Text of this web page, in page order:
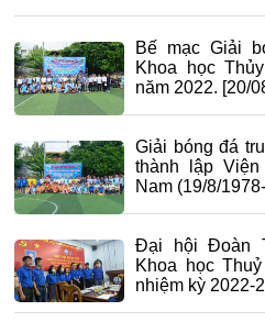
Bế mạc Giải
Khoa học
năm 2022. [20/
Giải bóng đá
thành lập
Nam (19/8/
Đại hội Đoàn
Khoa học
nhiệm kỳ 2022-